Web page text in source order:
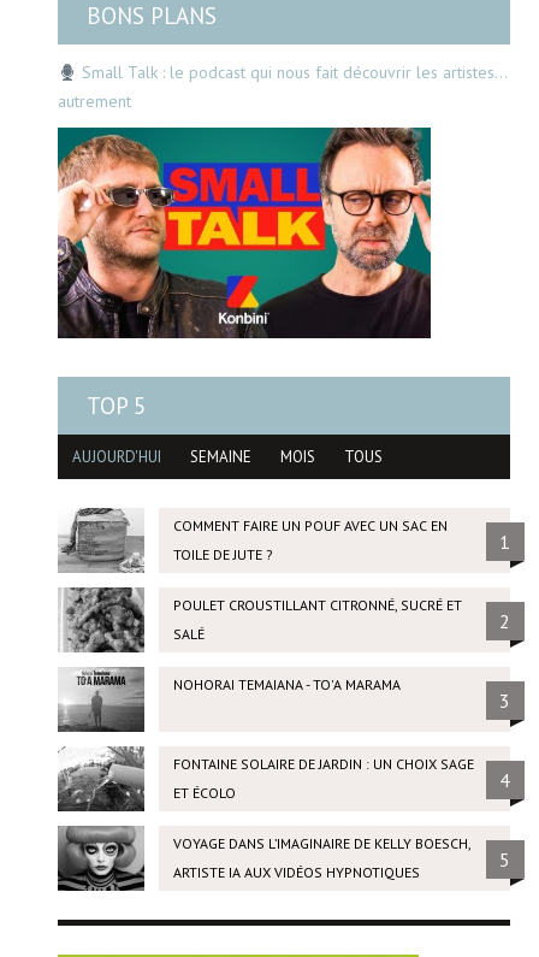
BONS PLANS
Small Talk : le podcast qui nous fait découvrir les artistes…
autrement
TOP 5
AUJOURD'HUI SEMAINE MOIS TOUS
COMMENT FAIRE UN POUF AVEC UN SAC EN
TOILE DE JUTE ?
1
POULET CROUSTILLANT CITRONNÉ, SUCRÉ ET
SALÉ
2
NOHORAI TEMAIANA - TO'A MARAMA
3
FONTAINE SOLAIRE DE JARDIN : UN CHOIX SAGE
ET ÉCOLO
4
VOYAGE DANS L’IMAGINAIRE DE KELLY BOESCH,
ARTISTE IA AUX VIDÉOS HYPNOTIQUES
5